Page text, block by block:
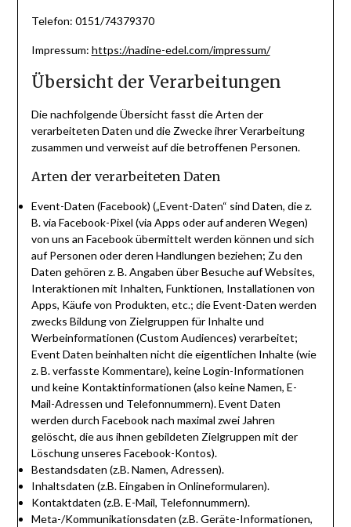
Telefon: 0151/74379370
Impressum: https://nadine-edel.com/impressum/
Übersicht der Verarbeitungen
Die nachfolgende Übersicht fasst die Arten der
verarbeiteten Daten und die Zwecke ihrer Verarbeitung
zusammen und verweist auf die betroffenen Personen.
Arten der verarbeiteten Daten
Event-Daten (Facebook) („Event-Daten“ sind Daten, die z.
B. via Facebook-Pixel (via Apps oder auf anderen Wegen)
von uns an Facebook übermittelt werden können und sich
auf Personen oder deren Handlungen beziehen; Zu den
Daten gehören z. B. Angaben über Besuche auf Websites,
Interaktionen mit Inhalten, Funktionen, Installationen von
Apps, Käufe von Produkten, etc.; die Event-Daten werden
zwecks Bildung von Zielgruppen für Inhalte und
Werbeinformationen (Custom Audiences) verarbeitet;
Event Daten beinhalten nicht die eigentlichen Inhalte (wie
z. B. verfasste Kommentare), keine Login-Informationen
und keine Kontaktinformationen (also keine Namen, E-
Mail-Adressen und Telefonnummern). Event Daten
werden durch Facebook nach maximal zwei Jahren
gelöscht, die aus ihnen gebildeten Zielgruppen mit der
Löschung unseres Facebook-Kontos).
Bestandsdaten (z.B. Namen, Adressen).
Inhaltsdaten (z.B. Eingaben in Onlineformularen).
Kontaktdaten (z.B. E-Mail, Telefonnummern).
Meta-/Kommunikationsdaten (z.B. Geräte-Informationen,